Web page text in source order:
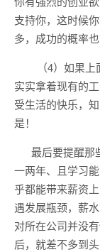
支持你，这时候
多，成功的概率也
（4）如果上面
实实拿着现有的
受生活的快乐，
是！
最后要提醒那
一两年、且学习
乎都能带来薪资
遇发展瓶颈，薪
对所在公司并没
后，就差不多到